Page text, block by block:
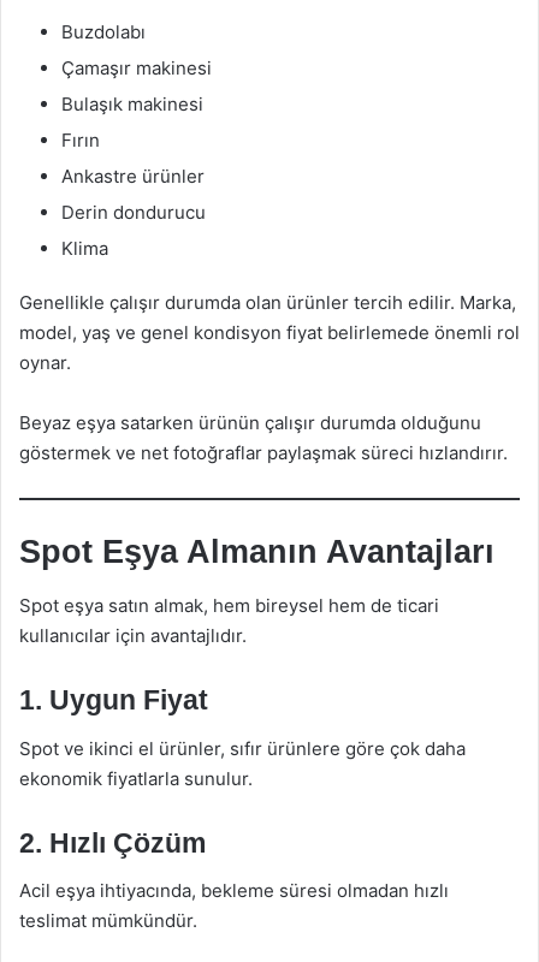
Buzdolabı
Çamaşır makinesi
Bulaşık makinesi
Fırın
Ankastre ürünler
Derin dondurucu
Klima
Genellikle çalışır durumda olan ürünler tercih edilir. Marka,
model, yaş ve genel kondisyon fiyat belirlemede önemli rol
oynar.
Beyaz eşya satarken ürünün çalışır durumda olduğunu
göstermek ve net fotoğraflar paylaşmak süreci hızlandırır.
Spot Eşya Almanın Avantajları
Spot eşya satın almak, hem bireysel hem de ticari
kullanıcılar için avantajlıdır.
1. Uygun Fiyat
Spot ve ikinci el ürünler, sıfır ürünlere göre çok daha
ekonomik fiyatlarla sunulur.
2. Hızlı Çözüm
Acil eşya ihtiyacında, bekleme süresi olmadan hızlı
teslimat mümkündür.